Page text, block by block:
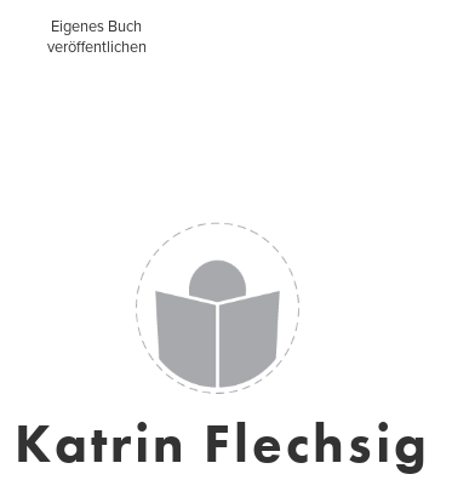
Eigenes Buch
veröffentlichen
Katrin Flechsig